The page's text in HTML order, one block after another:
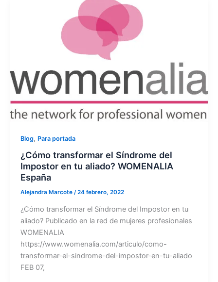
Blog, Para portada
¿Cómo transformar el Síndrome del
Impostor en tu aliado? WOMENALIA
España
Alejandra Marcote /24 febrero, 2022
¿Cómo transformar el Síndrome del Impostor en tu
aliado? Publicado en la red de mujeres profesionales
WOMENALIA
https://www.womenalia.com/articulo/como-
transformar-el-sindrome-del-impostor-en-tu-aliado
FEB 07,